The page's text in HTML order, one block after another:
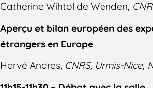
Catherine Wihtol de Wenden,
Aperçu et bilan européen des
étrangers en Europe
Hervé Andres, CNRS, Urmis-Nice,